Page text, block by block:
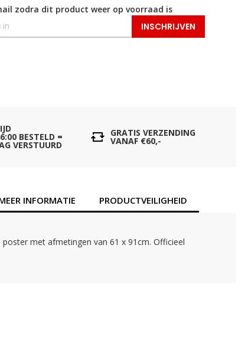
zodra dit product weer op voorraad is
INSCHRIJVEN
BESTELD =
VERSTUURD
GRATIS VERZENDING
VANAF €60,-
poster met afmetingen van 61 x 91cm. Officieel
INFORMATIE PRODUCTVEILIGHEID